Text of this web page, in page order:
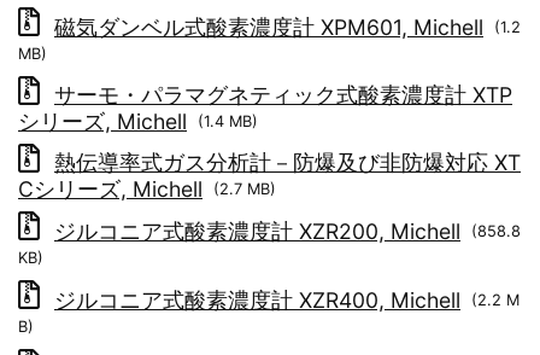
磁気ダンベル式酸素濃度計 XPM601, Michell
(1.2
MB)
サーモ・パラマグネティック式酸素濃度計 XTP
シリーズ, Michell
(1.4 MB)
熱伝導率式ガス分析計－防爆及び非防爆対応 XT
Cシリーズ, Michell
(2.7 MB)
ジルコニア式酸素濃度計 XZR200, Michell
(858.8
KB)
ジルコニア式酸素濃度計 XZR400, Michell
(2.2 M
B)